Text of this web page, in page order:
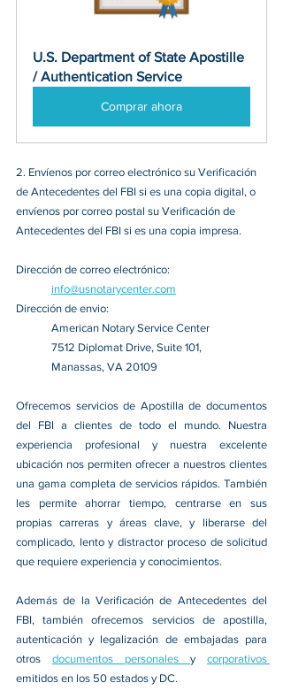
U.S. Department of State Apostille
/ Authentication Service
Comprar ahora
2. Envíenos por correo electrónico su Verificación
de Antecedentes del FBI si es una copia digital, o
envíenos por correo postal su Verificación de
Antecedentes del FBI si es una copia impresa.
Dirección de correo electrónico:
info@usnotarycenter.com
Dirección de envio:
American Notary Service Center
7512 Diplomat Drive, Suite 101,
Manassas, VA 20109
Ofrecemos servicios de Apostilla de documentos
del FBI a clientes de todo el mundo. Nuestra
experiencia profesional y nuestra excelente
ubicación nos permiten ofrecer a nuestros clientes
una gama completa de servicios rápidos. También
les permite ahorrar tiempo, centrarse en sus
propias carreras y áreas clave, y liberarse del
complicado, lento y distractor proceso de solicitud
que requiere experiencia y conocimientos.
Además de la Verificación de Antecedentes del
FBI, también ofrecemos servicios de apostilla,
autenticación y legalización de embajadas para
otros documentos personales y
emitidos en los 50 estados y DC.